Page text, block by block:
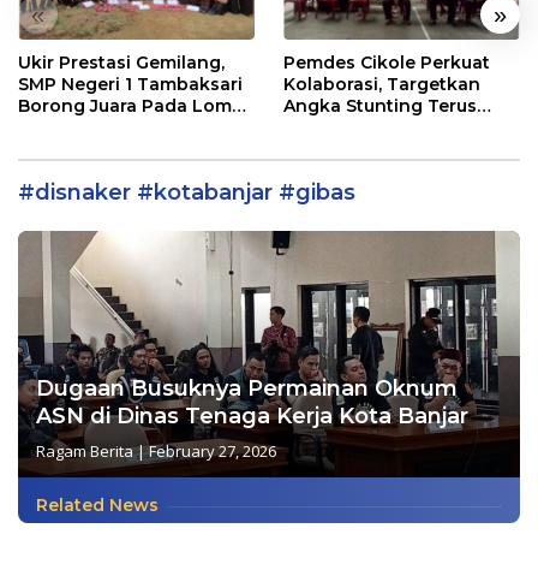
« »
Ukir Prestasi Gemilang,
SMP Negeri 1 Tambaksari
Borong Juara Pada Lomba
Pemdes Cikole Perkuat
Kolaborasi, Targetkan
Angka Stunting Terus
#disnaker #kotabanjar #gibas
Dugaan Busuknya Permainan Oknum
ASN di Dinas Tenaga Kerja Kota Banjar
Ragam Berita|February 27, 2026
Related News